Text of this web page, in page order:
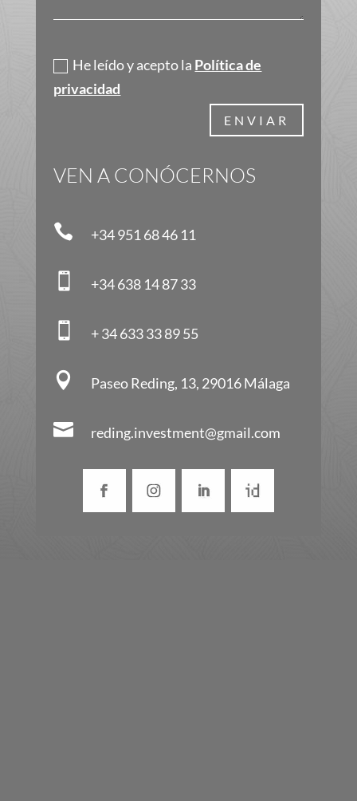
He leído y acepto la Política de
privacidad
ENVIAR
VEN A CONÓCERNOS
 +34 951 68 46 11
 +34 638 14 87 33
 + 34 633 33 89 55
 Paseo Reding, 13, 29016 Málaga
 reding.investment@gmail.com